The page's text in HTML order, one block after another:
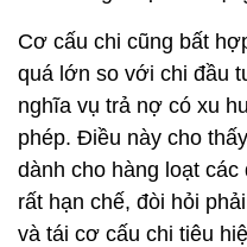
Cơ cấu chi cũng bất
quá lớn so với chi đầu
nghĩa vụ trả nợ có xu
phép. Điều này cho
dành cho hàng loạt
rất hạn chế, đòi hỏi
và tái cơ cấu chi tiêu